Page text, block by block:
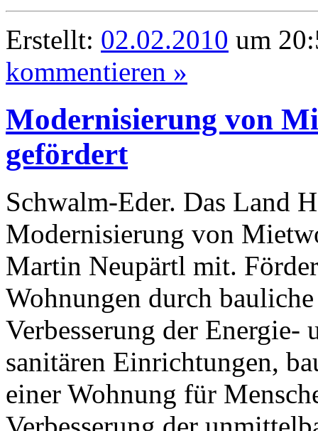
Erstellt: 02.02.2010 um
kommentieren »
Modernisierung von
gefördert
Schwalm-Eder. Das Land
Modernisierung von
Martin Neupärtl mit.
Wohnungen durch
Verbesserung der Energie-
sanitären Einrichtungen,
einer Wohnung für